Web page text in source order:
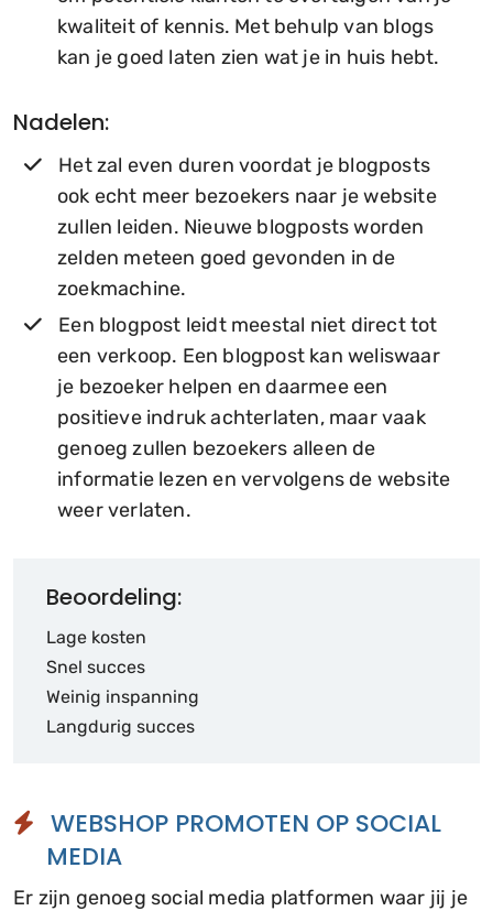
kwaliteit of kennis. Met behulp van blogs
kan je goed laten zien wat je in huis hebt.
Nadelen:
Het zal even duren voordat je blogposts
ook echt meer bezoekers naar je website
zullen leiden. Nieuwe blogposts worden
zelden meteen goed gevonden in de
zoekmachine.
Een blogpost leidt meestal niet direct tot
een verkoop. Een blogpost kan weliswaar
je bezoeker helpen en daarmee een
positieve indruk achterlaten, maar vaak
genoeg zullen bezoekers alleen de
informatie lezen en vervolgens de website
weer verlaten.
Beoordeling:
Lage kosten
Snel succes
Weinig inspanning
Langdurig succes
WEBSHOP PROMOTEN OP SOCIAL
MEDIA
Er zijn genoeg social media platformen waar jij je